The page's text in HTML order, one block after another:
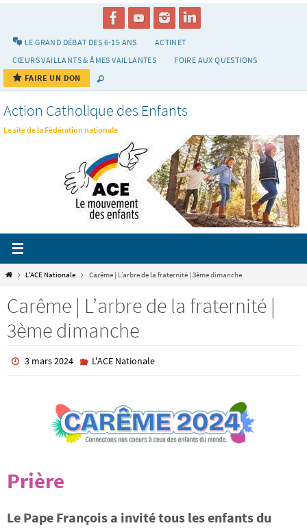
LE GRAND DÉBAT DES 6-15 ANS
ACTINET
CŒURS VAILLANTS & ÂMES VAILLANTES
FOIRE AUX QUESTIONS
FAIRE UN DON
Action Catholique des Enfants
Le site de la Fédération nationale
HomeL'ACE Nationale Carême | L’arbre de la fraternité | 3ème dimanche
Carême | L’arbre de la fraternité |
3ème dimanche
3 mars 2024 L'ACE Nationale
Prière
Le Pape François a invité tous les enfants du